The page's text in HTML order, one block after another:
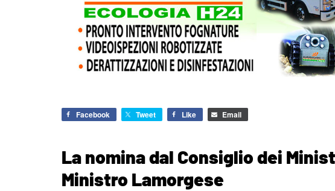
Facebook Tweet Like Email
La nomina dal Consiglio dei
Ministro Lamorgese